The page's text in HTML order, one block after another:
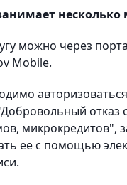
несколько
можно через
Mobile.
отказ
микрокредитов",
ее с помощью